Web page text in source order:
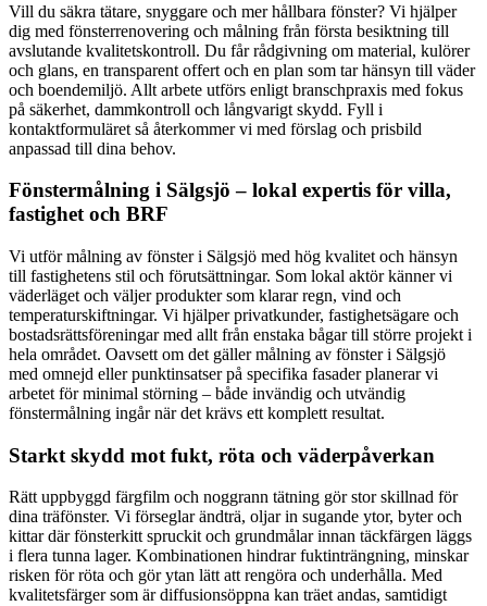
Vill du säkra tätare, snyggare och mer hållbara fönster? Vi hjälper
dig med fönsterrenovering och målning från första besiktning till
avslutande kvalitetskontroll. Du får rådgivning om material, kulörer
och glans, en transparent offert och en plan som tar hänsyn till väder
och boendemiljö. Allt arbete utförs enligt branschpraxis med fokus
på säkerhet, dammkontroll och långvarigt skydd. Fyll i
kontaktformuläret så återkommer vi med förslag och prisbild
anpassad till dina behov.
Fönstermålning i Sälgsjö – lokal expertis för villa,
fastighet och BRF
Vi utför målning av fönster i Sälgsjö med hög kvalitet och hänsyn
till fastighetens stil och förutsättningar. Som lokal aktör känner vi
väderläget och väljer produkter som klarar regn, vind och
temperaturskiftningar. Vi hjälper privatkunder, fastighetsägare och
bostadsrättsföreningar med allt från enstaka bågar till större projekt i
hela området. Oavsett om det gäller målning av fönster i Sälgsjö
med omnejd eller punktinsatser på specifika fasader planerar vi
arbetet för minimal störning – både invändig och utvändig
fönstermålning ingår när det krävs ett komplett resultat.
Starkt skydd mot fukt, röta och väderpåverkan
Rätt uppbyggd färgfilm och noggrann tätning gör stor skillnad för
dina träfönster. Vi förseglar ändträ, oljar in sugande ytor, byter och
kittar där fönsterkitt spruckit och grundmålar innan täckfärgen läggs
i flera tunna lager. Kombinationen hindrar fuktinträngning, minskar
risken för röta och gör ytan lätt att rengöra och underhålla. Med
kvalitetsfärger som är diffusionsöppna kan träet andas, samtidigt